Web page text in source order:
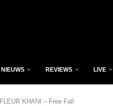
NIEUWS REVIEWS LIVE
FLEUR KHANI – Free Fall